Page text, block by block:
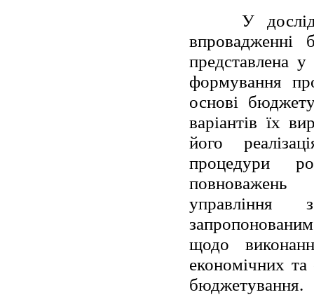
У
впровадженні
представлена
формування
основі
варіантів їх
його
процедури
повноважень
управління
щодо
економічних та
бюджетування.